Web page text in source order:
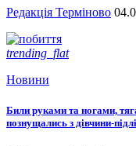
Редакція Терміново
trending_flat
Новини
Били руками та ногами,
познущались з дівчини-